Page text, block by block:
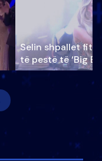
Selin shpallet
të pestë të ‘Big